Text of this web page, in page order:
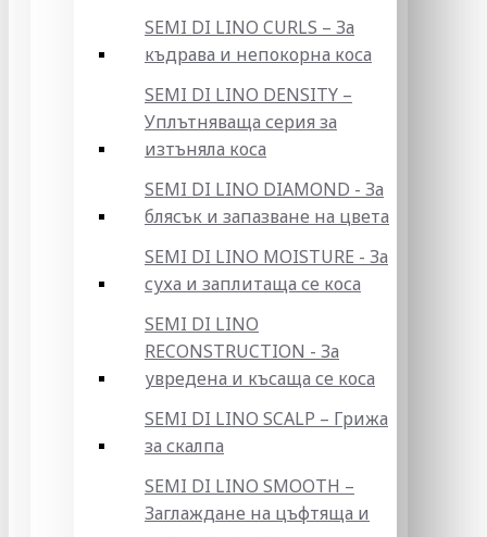
SEMI DI LINO CURLS – За
къдрава и непокорна коса
SEMI DI LINO DENSITY –
Уплътняваща серия за
изтъняла коса
SEMI DI LINO DIAMOND - За
блясък и запазване на цвета
SEMI DI LINO MOISTURE - За
суха и заплитаща се коса
SEMI DI LINO
RECONSTRUCTION - За
увредена и късаща се коса
SEMI DI LINO SCALP – Грижа
за скалпа
SEMI DI LINO SMOOTH –
Заглаждане на цъфтяща и